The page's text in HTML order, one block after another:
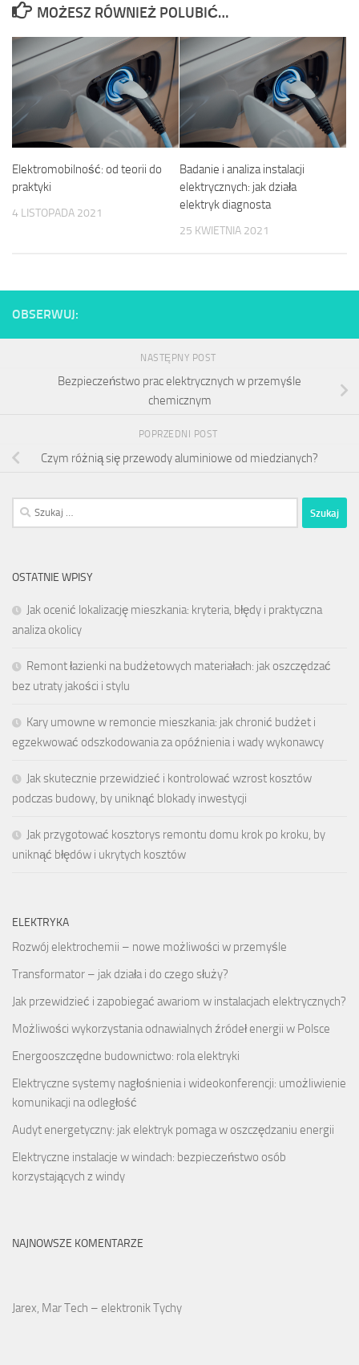
MOŻESZ RÓWNIEŻ POLUBIĆ…
Elektromobilność: od teorii do
praktyki
4 LISTOPADA 2021
Badanie i analiza instalacji
elektrycznych: jak działa
elektryk diagnosta
25 KWIETNIA 2021
OBSERWUJ:
NASTĘPNY POST
Bezpieczeństwo prac elektrycznych w przemyśle
chemicznym
POPRZEDNI POST
Czym różnią się przewody aluminiowe od miedzianych?
Szukaj:
OSTATNIE WPISY
Jak ocenić lokalizację mieszkania: kryteria, błędy i praktyczna
analiza okolicy
Remont łazienki na budżetowych materiałach: jak oszczędzać
bez utraty jakości i stylu
Kary umowne w remoncie mieszkania: jak chronić budżet i
egzekwować odszkodowania za opóźnienia i wady wykonawcy
Jak skutecznie przewidzieć i kontrolować wzrost kosztów
podczas budowy, by uniknąć blokady inwestycji
Jak przygotować kosztorys remontu domu krok po kroku, by
uniknąć błędów i ukrytych kosztów
ELEKTRYKA
Rozwój elektrochemii – nowe możliwości w przemyśle
Transformator – jak działa i do czego służy?
Jak przewidzieć i zapobiegać awariom w instalacjach elektrycznych?
Możliwości wykorzystania odnawialnych źródeł energii w Polsce
Energooszczędne budownictwo: rola elektryki
Elektryczne systemy nagłośnienia i wideokonferencji: umożliwienie
komunikacji na odległość
Audyt energetyczny: jak elektryk pomaga w oszczędzaniu energii
Elektryczne instalacje w windach: bezpieczeństwo osób
korzystających z windy
NAJNOWSZE KOMENTARZE
Jarex, Mar Tech – elektronik Tychy